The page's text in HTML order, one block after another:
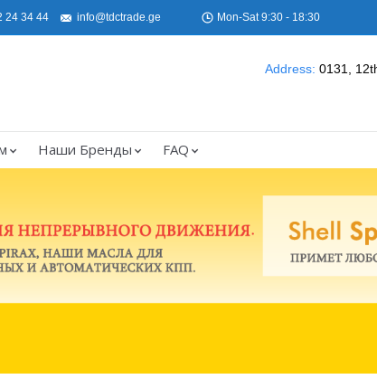
24 34 44 info@tdctrade.ge Mon-Sat 9:30 - 18:30
Address: 0131,
Наши Бренды FAQ